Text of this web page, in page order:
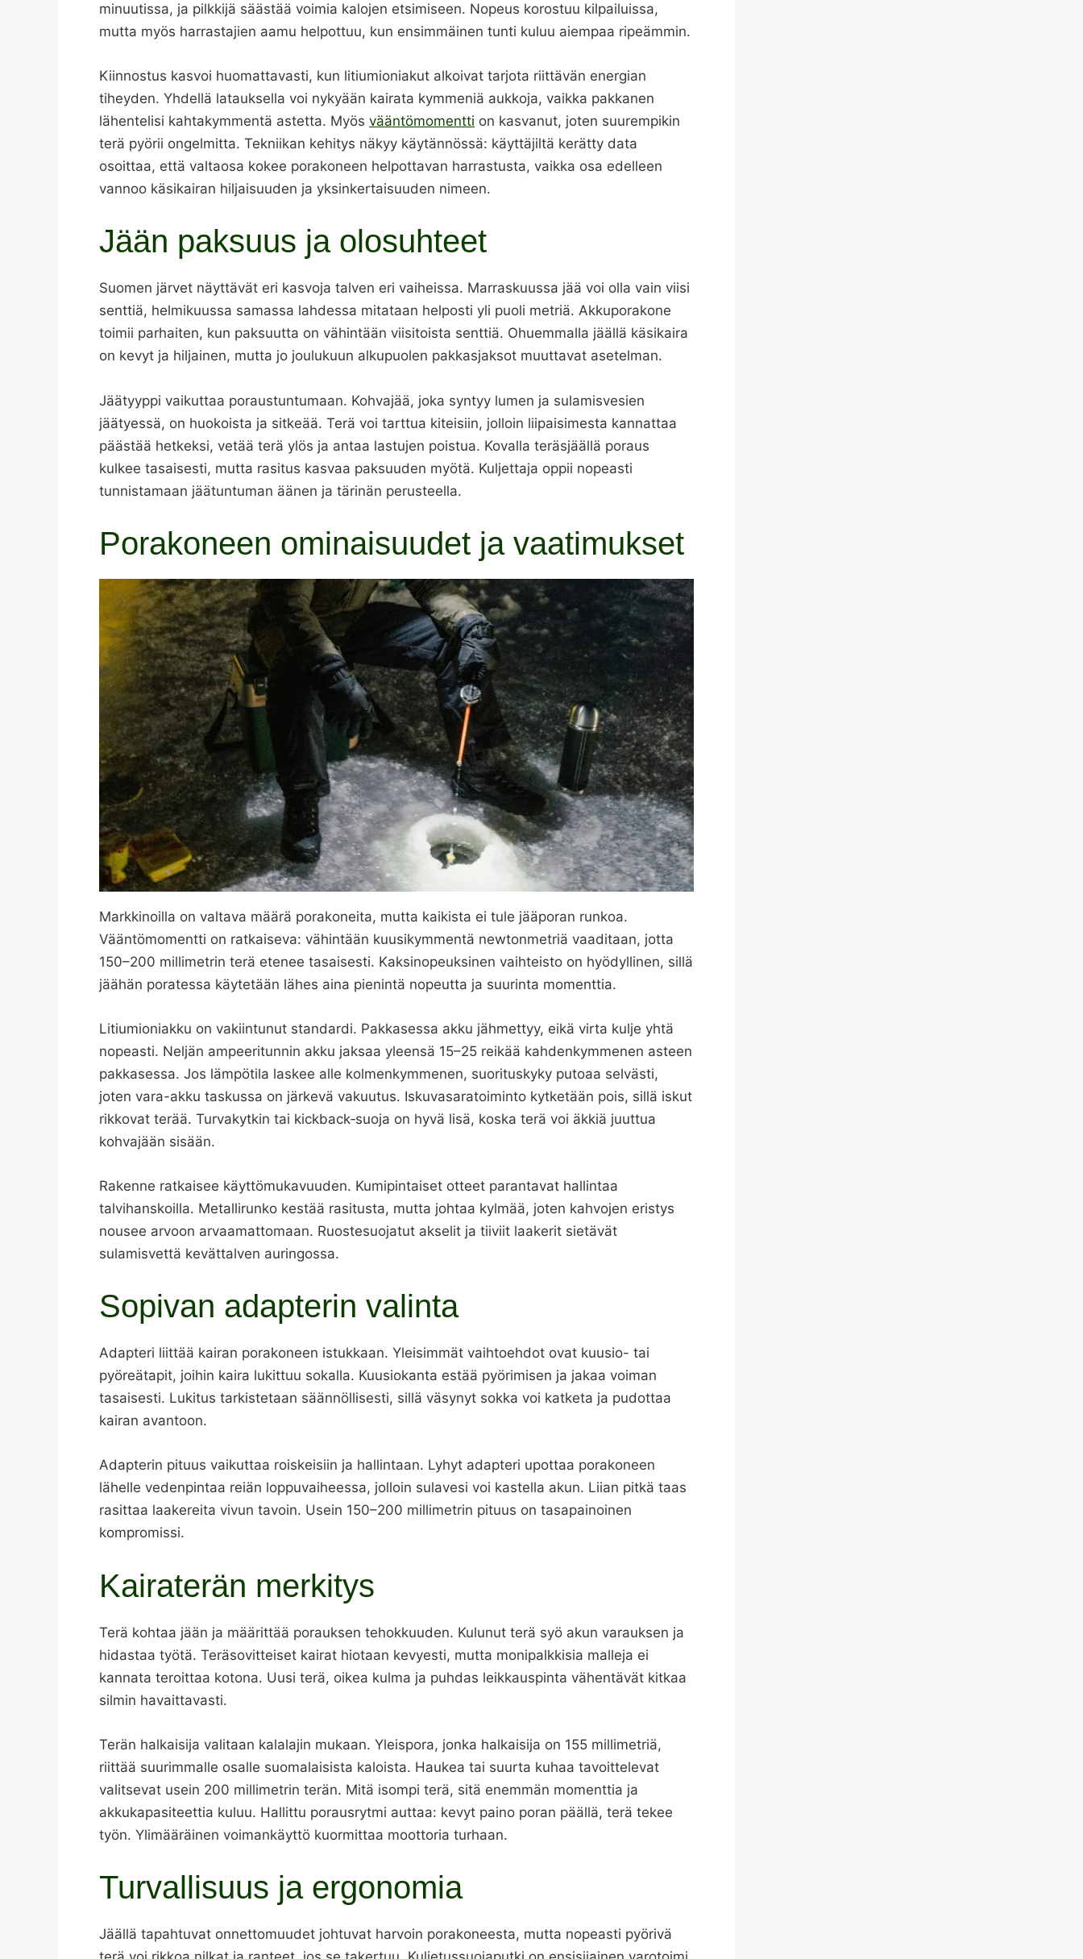
minuutissa, ja pilkkijä säästää voimia kalojen etsimiseen. Nopeus korostuu kilpailuissa,
mutta myös harrastajien aamu helpottuu, kun ensimmäinen tunti kuluu aiempaa ripeämmin.
Kiinnostus kasvoi huomattavasti, kun litiumioniakut alkoivat tarjota riittävän energian
tiheyden. Yhdellä latauksella voi nykyään kairata kymmeniä aukkoja, vaikka pakkanen
lähentelisi kahtakymmentä astetta. Myös vääntömomentti on kasvanut, joten suurempikin
terä pyörii ongelmitta. Tekniikan kehitys näkyy käytännössä: käyttäjiltä kerätty data
osoittaa, että valtaosa kokee porakoneen helpottavan harrastusta, vaikka osa edelleen
vannoo käsikairan hiljaisuuden ja yksinkertaisuuden nimeen.
Jään paksuus ja olosuhteet
Suomen järvet näyttävät eri kasvoja talven eri vaiheissa. Marraskuussa jää voi olla vain viisi
senttiä, helmikuussa samassa lahdessa mitataan helposti yli puoli metriä. Akkuporakone
toimii parhaiten, kun paksuutta on vähintään viisitoista senttiä. Ohuemmalla jäällä käsikaira
on kevyt ja hiljainen, mutta jo joulukuun alkupuolen pakkasjaksot muuttavat asetelman.
Jäätyyppi vaikuttaa poraustuntumaan. Kohvajää, joka syntyy lumen ja sulamisvesien
jäätyessä, on huokoista ja sitkeää. Terä voi tarttua kiteisiin, jolloin liipaisimesta kannattaa
päästää hetkeksi, vetää terä ylös ja antaa lastujen poistua. Kovalla teräsjäällä poraus
kulkee tasaisesti, mutta rasitus kasvaa paksuuden myötä. Kuljettaja oppii nopeasti
tunnistamaan jäätuntuman äänen ja tärinän perusteella.
Porakoneen ominaisuudet ja vaatimukset
Markkinoilla on valtava määrä porakoneita, mutta kaikista ei tule jääporan runkoa.
Vääntömomentti on ratkaiseva: vähintään kuusikymmentä newtonmetriä vaaditaan, jotta
150–200 millimetrin terä etenee tasaisesti. Kaksinopeuksinen vaihteisto on hyödyllinen, sillä
jäähän poratessa käytetään lähes aina pienintä nopeutta ja suurinta momenttia.
Litiumioniakku on vakiintunut standardi. Pakkasessa akku jähmettyy, eikä virta kulje yhtä
nopeasti. Neljän ampeeritunnin akku jaksaa yleensä 15–25 reikää kahdenkymmenen asteen
pakkasessa. Jos lämpötila laskee alle kolmenkymmenen, suorituskyky putoaa selvästi,
joten vara-akku taskussa on järkevä vakuutus. Iskuvasaratoiminto kytketään pois, sillä iskut
rikkovat terää. Turvakytkin tai kickback‑suoja on hyvä lisä, koska terä voi äkkiä juuttua
kohvajään sisään.
Rakenne ratkaisee käyttömukavuuden. Kumipintaiset otteet parantavat hallintaa
talvihanskoilla. Metallirunko kestää rasitusta, mutta johtaa kylmää, joten kahvojen eristys
nousee arvoon arvaamattomaan. Ruostesuojatut akselit ja tiiviit laakerit sietävät
sulamisvettä kevättalven auringossa.
Sopivan adapterin valinta
Adapteri liittää kairan porakoneen istukkaan. Yleisimmät vaihtoehdot ovat kuusio- tai
pyöreätapit, joihin kaira lukittuu sokalla. Kuusiokanta estää pyörimisen ja jakaa voiman
tasaisesti. Lukitus tarkistetaan säännöllisesti, sillä väsynyt sokka voi katketa ja pudottaa
kairan avantoon.
Adapterin pituus vaikuttaa roiskeisiin ja hallintaan. Lyhyt adapteri upottaa porakoneen
lähelle vedenpintaa reiän loppuvaiheessa, jolloin sulavesi voi kastella akun. Liian pitkä taas
rasittaa laakereita vivun tavoin. Usein 150–200 millimetrin pituus on tasapainoinen
kompromissi.
Kairaterän merkitys
Terä kohtaa jään ja määrittää porauksen tehokkuuden. Kulunut terä syö akun varauksen ja
hidastaa työtä. Teräsovitteiset kairat hiotaan kevyesti, mutta monipalkkisia malleja ei
kannata teroittaa kotona. Uusi terä, oikea kulma ja puhdas leikkauspinta vähentävät kitkaa
silmin havaittavasti.
Terän halkaisija valitaan kalalajin mukaan. Yleispora, jonka halkaisija on 155 millimetriä,
riittää suurimmalle osalle suomalaisista kaloista. Haukea tai suurta kuhaa tavoittelevat
valitsevat usein 200 millimetrin terän. Mitä isompi terä, sitä enemmän momenttia ja
akkukapasiteettia kuluu. Hallittu porausrytmi auttaa: kevyt paino poran päällä, terä tekee
työn. Ylimääräinen voimankäyttö kuormittaa moottoria turhaan.
Turvallisuus ja ergonomia
Jäällä tapahtuvat onnettomuudet johtuvat harvoin porakoneesta, mutta nopeasti pyörivä